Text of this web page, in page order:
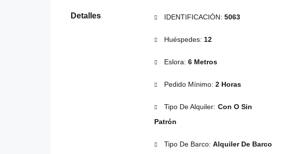
Detalles IDENTIFICACIÓN: 5063
Huéspedes: 12
Eslora: 6 Metros
Pedido Mínimo: 2 Horas
Tipo De Alquiler: Con O Sin
Patrón
Tipo De Barco: Alquiler De Barco